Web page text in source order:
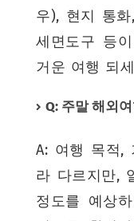
우), 현지 통
세면도구 등
거운 여행 되
Q: 주말 해외
A: 여행 목적,
라 다르지만,
정도를 예상